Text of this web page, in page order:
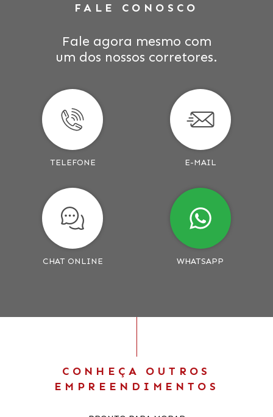
FALE CONOSCO
Fale agora mesmo com
um dos nossos corretores.
TELEFONE E-MAIL
CHAT ONLINE WHATSAPP
CONHEÇA OUTROS
EMPREENDIMENTOS